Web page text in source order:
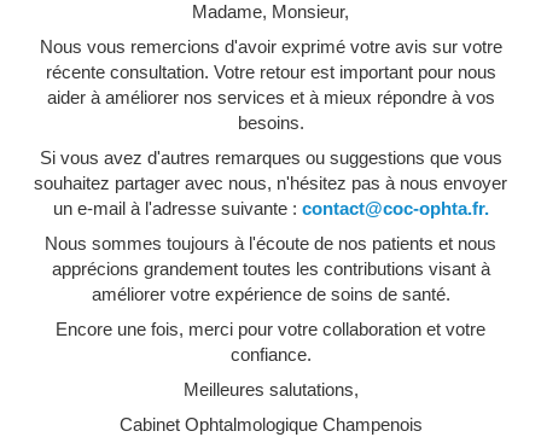
Madame, Monsieur,
Nous vous remercions d'avoir exprimé votre avis sur votre
récente consultation. Votre retour est important pour nous
aider à améliorer nos services et à mieux répondre à vos
besoins.
Si vous avez d'autres remarques ou suggestions que vous
souhaitez partager avec nous, n'hésitez pas à nous envoyer
un e-mail à l'adresse suivante : contact@coc-ophta.fr.
Nous sommes toujours à l'écoute de nos patients et nous
apprécions grandement toutes les contributions visant à
améliorer votre expérience de soins de santé.
Encore une fois, merci pour votre collaboration et votre
confiance.
Meilleures salutations,
Cabinet Ophtalmologique Champenois